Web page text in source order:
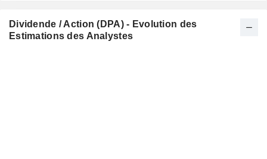
Dividende / Action (DPA) - Evolution des
Estimations des Analystes